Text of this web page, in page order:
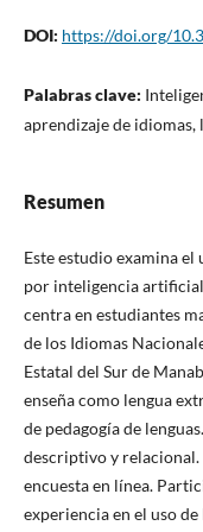
DOI: https://doi.org/
Palabras clave:
aprendizaje de idiomas,
Resumen
Este estudio examina
por inteligencia
centra en estudiantes
de los Idiomas
Estatal del Sur de
enseña como lengua
de pedagogía de
descriptivo y relacional.
encuesta en línea.
experiencia en el uso